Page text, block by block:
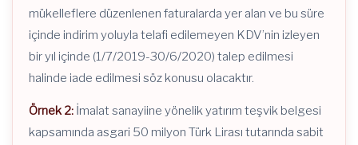
mükelleflere düzenlenen faturalarda yer alan ve bu süre
içinde indirim yoluyla telafi edilemeyen KDV’nin izleyen
bir yıl içinde (1/7/2019-30/6/2020) talep edilmesi
halinde iade edilmesi söz konusu olacaktır.
Örnek 2: İmalat sanayiine yönelik yatırım teşvik belgesi
kapsamında asgari 50 milyon Türk Lirası tutarında sabit